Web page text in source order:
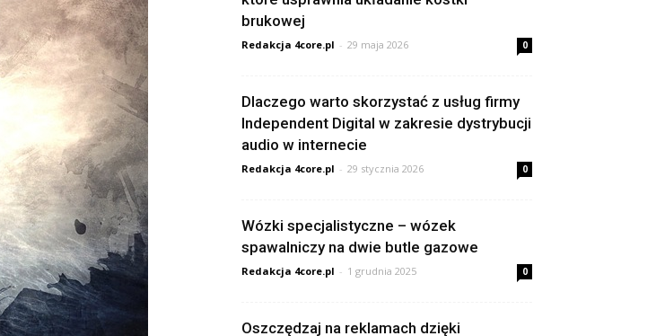
brukowej
Redakcja 4core.pl - 29 maja 2026 0
Dlaczego warto skorzystać z usług firmy
Independent Digital w zakresie dystrybucji
audio w internecie
Redakcja 4core.pl - 29 stycznia 2026 0
Wózki specjalistyczne – wózek
spawalniczy na dwie butle gazowe
Redakcja 4core.pl - 1 grudnia 2025 0
Oszczędzaj na reklamach dzięki